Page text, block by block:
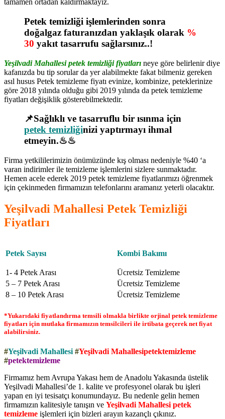
tamamen ortadan kaldırmaktayız.
Petek temizliği işlemlerinden sonra
doğalgaz faturanızdan yaklaşık olarak %
30 yakıt tasarrufu sağlarsınız..!
Yeşilvadi Mahallesi petek temizliği fiyatları neye göre belirlenir diye
kafanızda bu tip sorular da yer alabilmekte fakat bilmeniz gereken
asıl husus Petek temizleme fiyatı evinize, kombinize, peteklerinize
göre 2018 yılında olduğu gibi 2019 yılında da petek temizleme
fiyatları değişiklik gösterebilmektedir.
📌Sağlıklı ve tasarruflu bir ısınma için
petek temizliğinizi yaptırmayı ihmal
etmeyin.♨♨
Firma yetkililerimizin önümüzünde kış olması nedeniyle %40 ‘a
varan indirimler ile temizleme işlemlerini sizlere sunmaktadır.
Hemen acele ederek 2019 petek temizleme fiyatlarımızı öğrenmek
için çekinmeden firmamızın telefonlarını aramanız yeterli olacaktır.
Yeşilvadi Mahallesi Petek Temizliği
Fiyatları
Petek Sayısı Kombi Bakımı
1- 4 Petek Arası
Ücretsiz Temizleme
5 – 7 Petek Arası
Ücretsiz Temizleme
8 – 10 Petek Arası
Ücretsiz Temizleme
*Yukarıdaki fiyatlandırma temsili olmakla birlikte orjinal petek temizleme
fiyatları için mutlaka firmamızın temsilcileri ile irtibata geçerek net fiyat
alabilirsiniz.
#Yeşilvadi Mahallesi #Yeşilvadi Mahallesipetektemizleme
#petektemizleme
Firmamız hem Avrupa Yakası hem de Anadolu Yakasında üstelik
Yeşilvadi Mahallesi’de 1. kalite ve profesyonel olarak bu işleri
yapan en iyi tesisatçı konumundayız. Bu nedenle gelin hemen
firmamızın kalitesiyle tanışın ve Yeşilvadi Mahallesi petek
temizleme işlemleri için bizleri arayın kazançlı çıkınız.